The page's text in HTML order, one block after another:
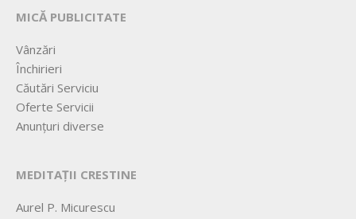
MICĂ PUBLICITATE
Vânzări
Închirieri
Căutări Serviciu
Oferte Servicii
Anunțuri diverse
MEDITAȚII CRESTINE
Aurel P. Micurescu